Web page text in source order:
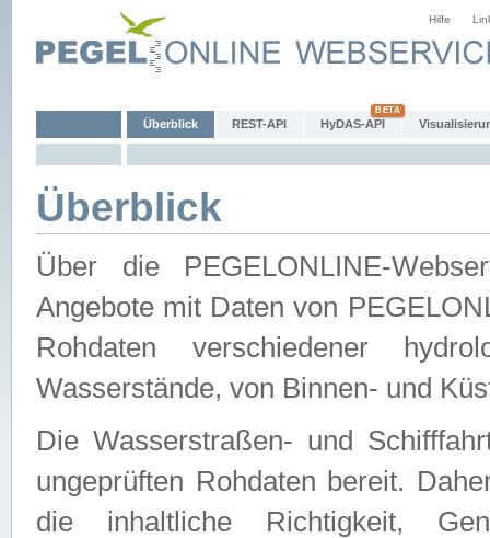
Hilfe
Überblick REST-API HyDAS-API
Überblick
Über die PEGELONLINE-
Angebote mit Daten von
Rohdaten verschiedener
Wasserstände, von Binnen- und
Die Wasserstraßen- und
ungeprüften Rohdaten bereit.
die inhaltliche Richtigkeit,